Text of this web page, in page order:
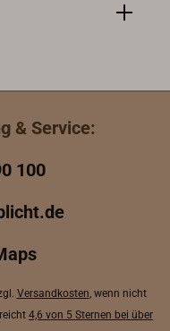
& Service:
100
Versandkosten, wenn nicht
4,6 von 5 Sternen bei über